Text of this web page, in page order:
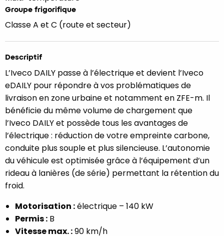
Groupe frigorifique
Classe A et C (route et secteur)
Descriptif
L’Iveco DAILY passe à l’électrique et devient l’Iveco
eDAILY pour répondre à vos problématiques de
livraison en zone urbaine et notamment en ZFE-m. Il
bénéficie du même volume de chargement que
l’Iveco DAILY et possède tous les avantages de
l’électrique : réduction de votre empreinte carbone,
conduite plus souple et plus silencieuse. L’autonomie
du véhicule est optimisée grâce à l’équipement d’un
rideau à lanières (de série) permettant la rétention du
froid.
Motorisation :électrique – 140 kW
Permis : B
Vitesse max. :90 km/h